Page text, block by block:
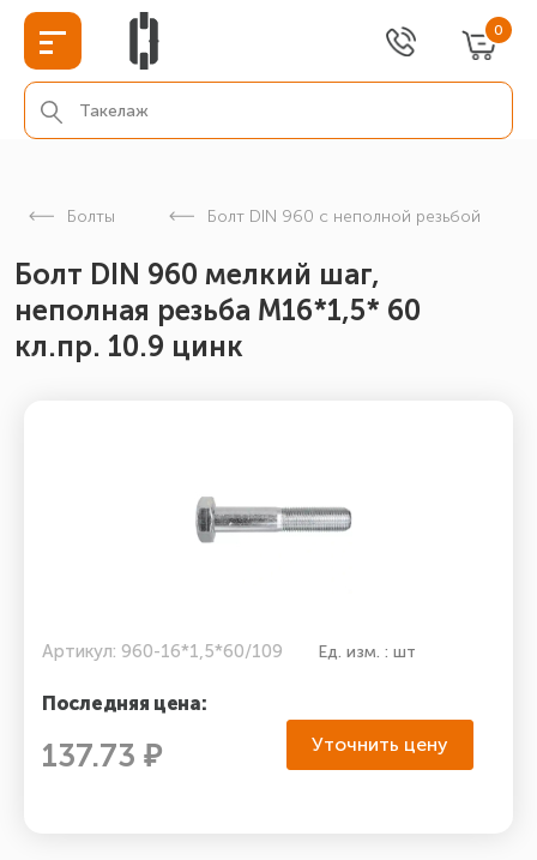
0
Болты Болт DIN 960 с неполной резьбой
Болт DIN 960 мелкий шаг,
неполная резьба M16*1,5* 60
кл.пр. 10.9 цинк
Артикул: 960-16*1,5*60/109 Ед. изм. : шт
Последняя цена:
137.73 ₽ Уточнить цену